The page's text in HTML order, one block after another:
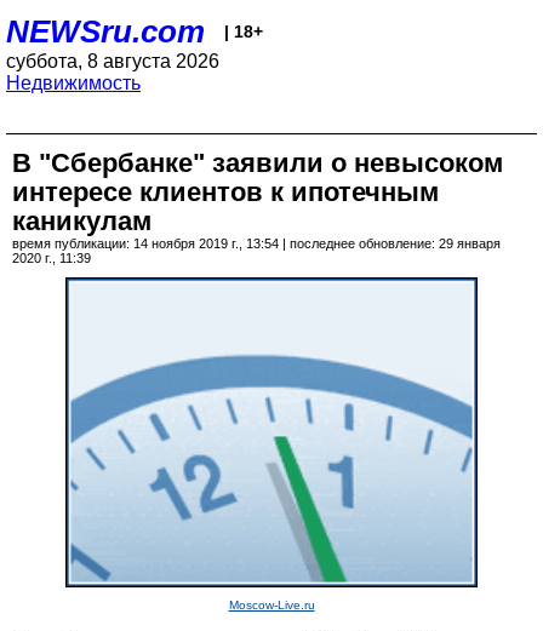
NEWSru.com | 18+
суббота, 8 августа 2026
Недвижимость
В "Сбербанке" заявили о невысоком
интересе клиентов к ипотечным
каникулам
время публикации: 14 ноября 2019 г., 13:54 | последнее обновление: 29 января
2020 г., 11:39
Moscow-Live.ru